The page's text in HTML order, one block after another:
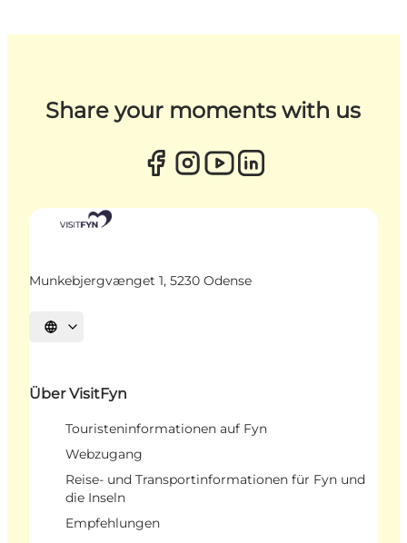
Share your moments with us
Munkebjergvænget 1, 5230 Odense
Sprache auswählen
Über VisitFyn
Touristeninformationen auf Fyn
Webzugang
Reise- und Transportinformationen für Fyn und
die Inseln
Empfehlungen